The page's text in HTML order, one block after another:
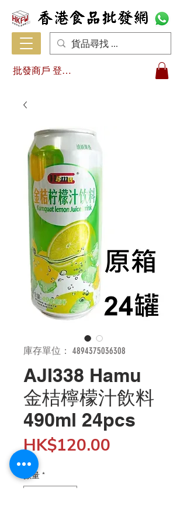
批發商戶 登入/註冊
庫存單位： 4894375036308
AJI338 Hamu
金桔檸檬汁飲料
490ml 24pcs
HK$120.00
數量 *